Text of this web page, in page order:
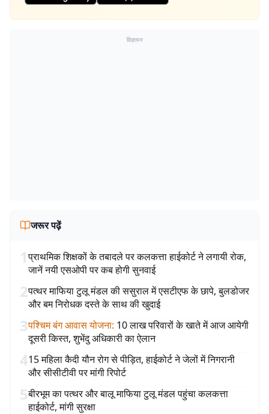
विज्ञापन
जरूर पढ़ें
1प्राथमिक शिक्षकों के तबादले पर कलकत्ता हाईकोर्ट ने लगायी रोक,
जानें नयी एसओपी पर कब होगी सुनवाई
2पत्थर माफिया टुलू मंडल की ससुराल में एसटीएफ के छापे, बुलडोजर
और बम निरोधक दस्ते के साथ की खुदाई
3पश्चिम बंग आवास योजना: 10 लाख परिवारों के खाते में आज आयेगी
दूसरी किस्त, शुभेंदु अधिकारी का ऐलान
415 महिला कैदी यौन रोग से पीड़ित, हाईकोर्ट ने जेलों में निगरानी
और सीसीटीवी पर मांगी रिपोर्ट
5बीरभूम का पत्थर और बालू माफिया टुलू मंडल पहुंचा कलकत्ता
हाईकोर्ट, मांगी सुरक्षा